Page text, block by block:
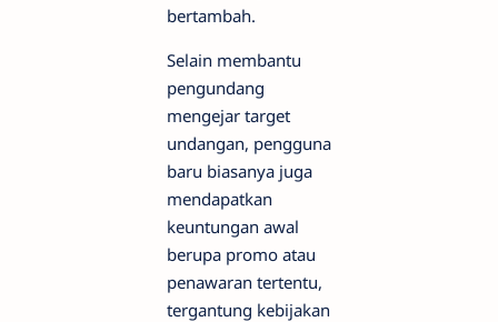
bertambah.
Selain membantu
pengundang
mengejar target
undangan, pengguna
baru biasanya juga
mendapatkan
keuntungan awal
berupa promo atau
penawaran tertentu,
tergantung kebijakan